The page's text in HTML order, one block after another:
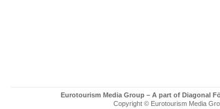
Eurotourism Media Group – A part of Diagonal
Copyright © Eurotourism Media